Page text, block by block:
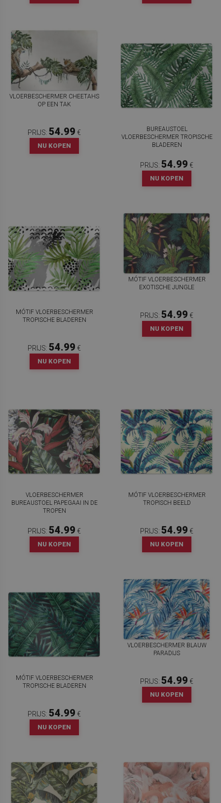
VLOERBESCHERMER CHEETAHS
OP EEN TAK
PRIJS: 54.99 €
NU KOPEN
BUREAUSTOEL
VLOERBESCHERMER TROPISCHE
BLADEREN
PRIJS: 54.99 €
NU KOPEN
MÓTIF VLOERBESCHERMER
TROPISCHE BLADEREN
PRIJS: 54.99 €
NU KOPEN
MÓTIF VLOERBESCHERMER
EXOTISCHE JUNGLE
PRIJS: 54.99 €
NU KOPEN
VLOERBESCHERMER
BUREAUSTOEL PAPEGAAI IN DE
TROPEN
PRIJS: 54.99 €
NU KOPEN
MÓTIF VLOERBESCHERMER
TROPISCH BEELD
PRIJS: 54.99 €
NU KOPEN
MÓTIF VLOERBESCHERMER
TROPISCHE BLADEREN
PRIJS: 54.99 €
NU KOPEN
VLOERBESCHERMER BLAUW
PARADIJS
PRIJS: 54.99 €
NU KOPEN